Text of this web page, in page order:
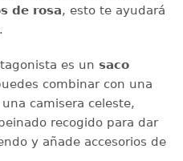
de rosa, esto te ayudará
es un saco
combinar con una
camisera celeste,
recogido para dar
y añade accesorios de